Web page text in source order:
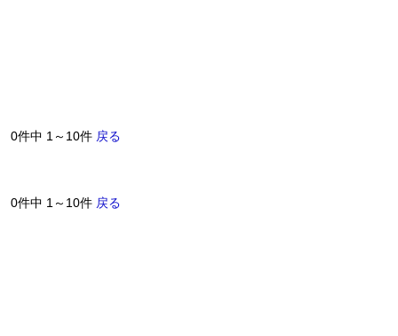
0件中 1～10件 戻る
0件中 1～10件 戻る